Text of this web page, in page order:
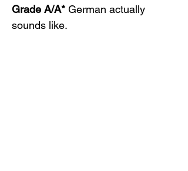
Grade A/A* German actually
sounds like.